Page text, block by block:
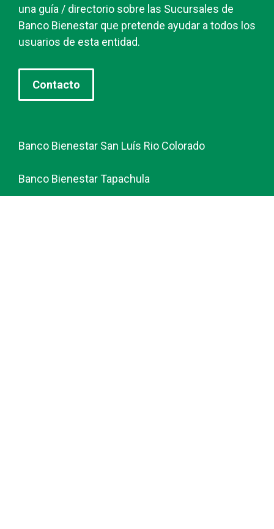
una guía / directorio sobre las Sucursales de
Banco Bienestar que pretende ayudar a todos los
usuarios de esta entidad.
Contacto
Banco Bienestar San Luís Rio Colorado
Banco Bienestar Tapachula